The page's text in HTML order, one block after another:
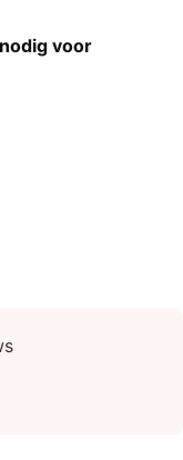
voor